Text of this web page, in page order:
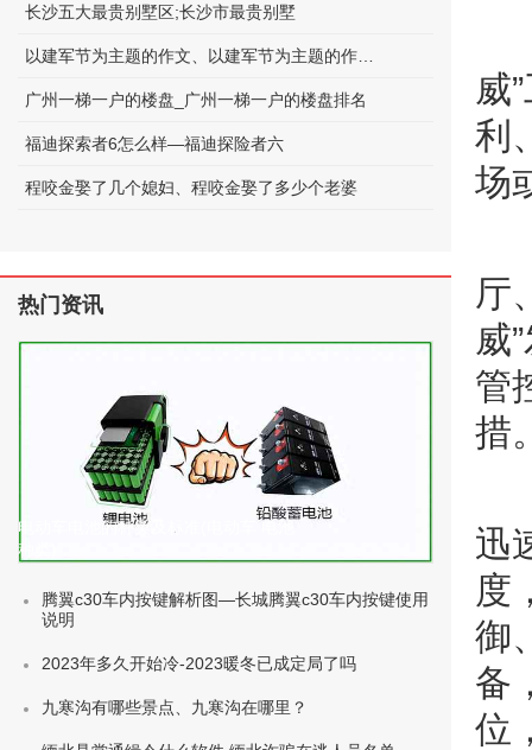
威
利
场
厅
威
管
措
迅
度
御
备
位
长沙五大最贵别墅区;长沙市最贵别墅
广州一梯一户的楼盘_广州一梯一户的楼盘排名
福迪探索者6怎么样—福迪探险者六
程咬金娶了几个媳妇、程咬金娶了多少个老婆
热门资讯
电动车电池的种类及标准(电动车 电池
种类)
腾翼c30车内按键解析图—长城腾翼c30车内按键使用
说明
2023年多久开始冷-2023暖冬已成定局了吗
九寒沟有哪些景点、九寒沟在哪里？